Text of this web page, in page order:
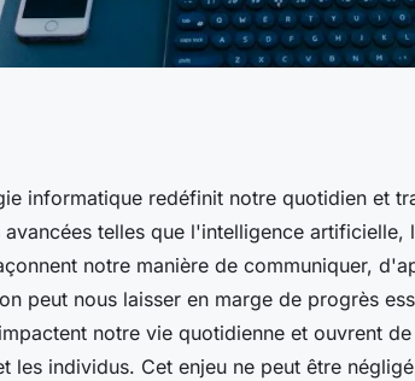
que vous ne
informatique redéfinit notre quotidien et
avancées telles que l'intelligence
notre manière de communiquer,
peut nous laisser en marge de progrès
notre vie quotidienne et ouvrent
les individus. Cet enjeu ne peut être